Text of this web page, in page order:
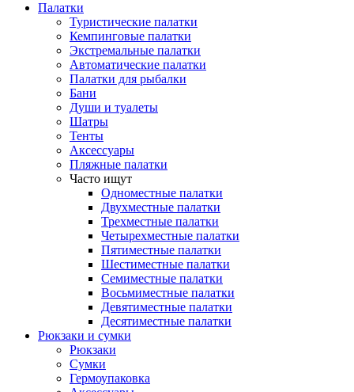
Палатки
Туристические палатки
Кемпинговые палатки
Экстремальные палатки
Автоматические палатки
Палатки для рыбалки
Бани
Души и туалеты
Шатры
Тенты
Аксессуары
Пляжные палатки
Часто ищут
Одноместные палатки
Двухместные палатки
Трехместные палатки
Четырехместные палатки
Пятиместные палатки
Шестиместные палатки
Семиместные палатки
Восьмиместные палатки
Девятиместные палатки
Десятиместные палатки
Рюкзаки и сумки
Рюкзаки
Сумки
Гермоупаковка